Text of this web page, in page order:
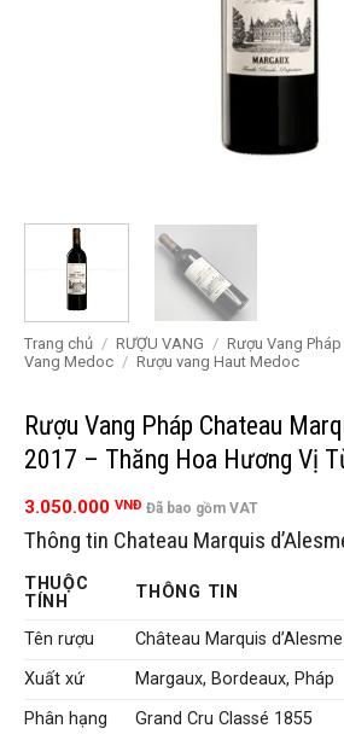
Trang chủ / RƯỢU VANG / Rượu Vang Pháp
Vang Medoc / Rượu vang Haut Medoc
Rượu Vang Pháp Chateau
2017 – Thăng Hoa Hương Vị
3.050.000 VNĐ Đã bao gồm VAT
Thông tin Chateau Marquis
THUỘC
TÍNH
THÔNG TIN
Tên rượu
Château Marquis
Xuất xứ
Margaux, Bordeaux, Pháp
Phân hạng
Grand Cru Classé 1855